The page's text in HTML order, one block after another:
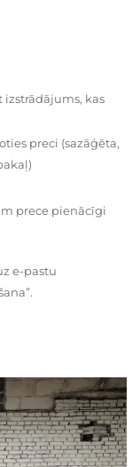
izstrādājums, kas
preci (sazāģēta,
prece pienācīgi
e-pastu